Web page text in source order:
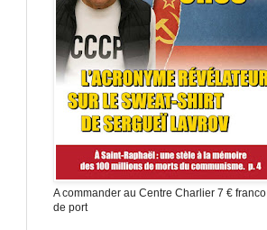
A commander au Centre Charlier 7 € franco
de port